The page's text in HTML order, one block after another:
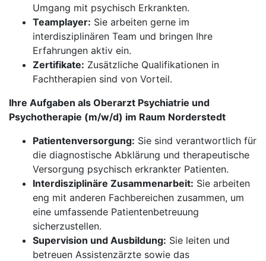
Umgang mit psychisch Erkrankten.
Teamplayer: Sie arbeiten gerne im
interdisziplinären Team und bringen Ihre
Erfahrungen aktiv ein.
Zertifikate: Zusätzliche Qualifikationen in
Fachtherapien sind von Vorteil.
Ihre Aufgaben als Oberarzt Psychiatrie und
Psychotherapie (m/w/d) im Raum Norderstedt
Patientenversorgung: Sie sind verantwortlich für
die diagnostische Abklärung und therapeutische
Versorgung psychisch erkrankter Patienten.
Interdisziplinäre Zusammenarbeit: Sie arbeiten
eng mit anderen Fachbereichen zusammen, um
eine umfassende Patientenbetreuung
sicherzustellen.
Supervision und Ausbildung: Sie leiten und
betreuen Assistenzärzte sowie das